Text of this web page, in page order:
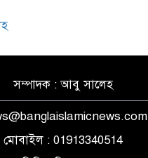
সম্পাদক : আবু সালেহ
মোবাইল : 01913340514